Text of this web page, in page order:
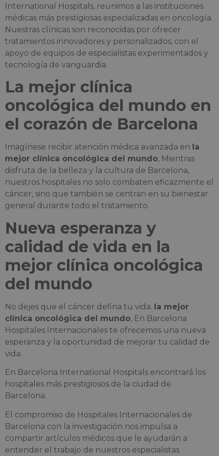
International Hospitals, reunimos a las instituciones
médicas más prestigiosas especializadas en oncología.
Nuestras clínicas son reconocidas por ofrecer
tratamientos innovadores y personalizados, con el
apoyo de equipos de especialistas experimentados y
tecnología de vanguardia.
La mejor clínica
oncológica del mundo en
el corazón de Barcelona
Imagínese recibir atención médica avanzada en la
mejor clínica oncológica del mundo, Mientras
disfruta de la belleza y la cultura de Barcelona,
nuestros hospitales no solo combaten eficazmente el
cáncer, sino que también se centran en su bienestar
general durante todo el tratamiento.
Nueva esperanza y
calidad de vida en la
mejor clínica oncológica
del mundo
No dejes que el cáncer defina tu vida. la mejor
clínica oncológica del mundo, En Barcelona
Hospitales Internacionales te ofrecemos una nueva
esperanza y la oportunidad de mejorar tu calidad de
vida.
En Barcelona International Hospitals encontrará los
hospitales más prestigiosos de la ciudad de
Barcelona.
El compromiso de Hospitales Internacionales de
Barcelona con la investigación nos impulsa a
compartir artículos médicos que le ayudarán a
entender el trabajo de nuestros especialistas